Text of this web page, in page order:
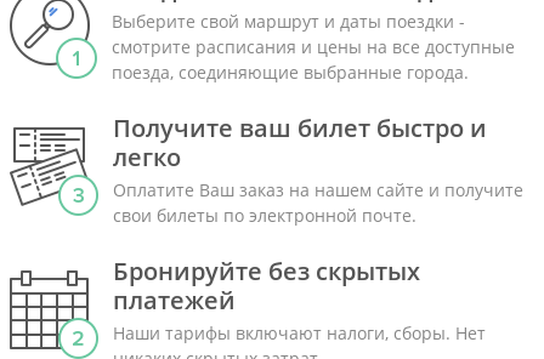
Выберите свой маршрут и даты поездки -
смотрите расписания и цены на все доступные
поезда, соединяющие выбранные города.
Получите ваш билет быстро и
легко
Оплатите Ваш заказ на нашем сайте и получите
свои билеты по электронной почте.
Бронируйте без скрытых
платежей
Наши тарифы включают налоги, сборы. Нет